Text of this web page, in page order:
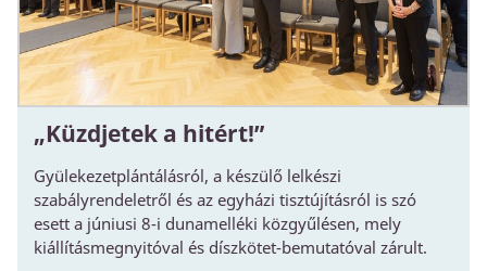
„Küzdjetek a hitért!”
Gyülekezetplántálásról, a készülő lelkészi
szabályrendeletről és az egyházi tisztújításról is szó
esett a júniusi 8-i dunamelléki közgyűlésen, mely
kiállításmegnyitóval és díszkötet-bemutatóval zárult.